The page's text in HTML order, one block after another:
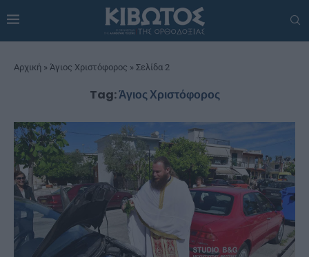
Αρχική » Άγιος Χριστόφορος » Σελίδα 2
Tag:Άγιος Χριστόφορος